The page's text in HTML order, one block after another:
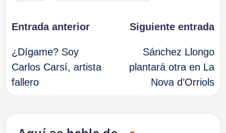
Navegación
de
entradas
Entrada anterior
¿Dígame? Soy
Carlos Carsí, artista
fallero
Siguiente entrada
Sánchez Llongo
plantará otra en La
Nova d’Orriols